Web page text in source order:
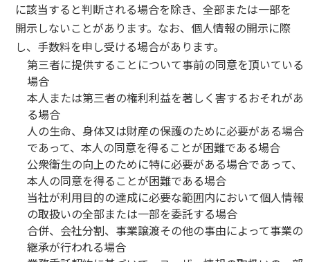
に該当すると判断される場合を除き、全部または一部を
開示しないことがあります。なお、個人情報の開示に際
し、手数料を申し受ける場合があります。
第三者に提供することについて事前の同意を頂いている
場合
本人または第三者の権利利益を著しく害するおそれがあ
る場合
人の生命、身体又は財産の保護のために必要がある場合
であって、本人の同意を得ることが困難である場合
公衆衛生の向上のために特に必要がある場合であって、
本人の同意を得ることが困難である場合
当社が利用目的の達成に必要な範囲内において個人情報
の取扱いの全部または一部を委託する場合
合併、会社分割、事業譲渡その他の事由によって事業の
継承が行われる場合